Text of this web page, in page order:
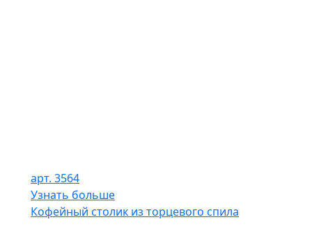
арт. 3564
Узнать больше
Кофейный столик из торцевого спила